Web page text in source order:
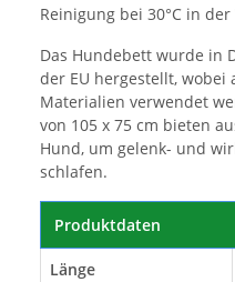
Reinigung bei 30°C in
Das Hundebett wurde in
der EU hergestellt,
Materialien verwendet
von 105 x 75 cm bieten
Hund, um gelenk- und
schlafen.
Produktdaten
Länge